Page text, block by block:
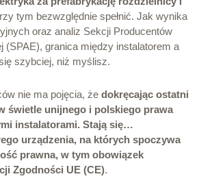
tym bezwzględnie spełnić. Jak wynika
oraz analiz Sekcji Producentów
(SPAE), granica między instalatorem a
szybciej, niż myślisz.
nie ma pojęcia, że dokręcając ostatni
świetle unijnego i polskiego prawa
instalatorami. Stają się…
urządzenia, na których spoczywa
prawna, w tym obowiązek
Zgodności UE (CE).